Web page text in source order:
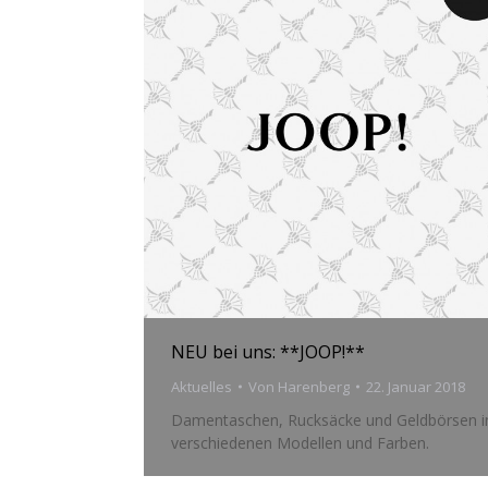
NEU bei uns: **JOOP!**
Aktuelles Von Harenberg 22. Januar 2018
Damentaschen, Rucksäcke und Geldbörsen
verschiedenen Modellen und Farben.